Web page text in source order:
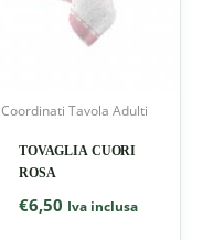
Coordinati Tavola Adulti
TOVAGLIA CUORI
ROSA
€6,50 Iva inclusa